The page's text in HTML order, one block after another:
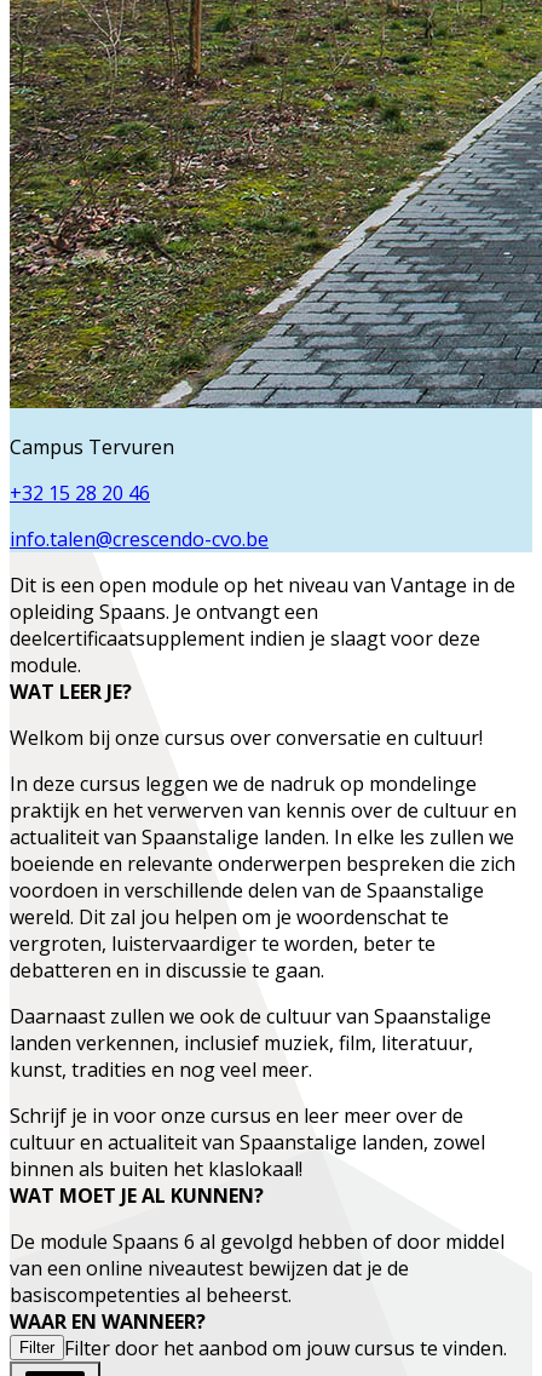
Campus Tervuren
+32 15 28 20 46
info.talen@crescendo-cvo.be
Dit is een open module op het niveau van Vantage in de
opleidingSpaans. Je ontvangt een
deelcertificaatsupplement indien je slaagt voor deze
module.
WAT LEER JE?
Welkom bij onze cursus over conversatie en cultuur!
In deze cursus leggen we de nadruk op mondelinge
praktijk en het verwerven van kennis over de cultuur en
actualiteit van Spaanstalige landen. In elke les zullen we
boeiende en relevante onderwerpen bespreken die zich
voordoen in verschillende delen van de Spaanstalige
wereld. Dit zal jou helpen om je woordenschat te
vergroten, luistervaardiger te worden, beter te
debatteren en in discussie te gaan.
Daarnaast zullen we ook de cultuur van Spaanstalige
landen verkennen, inclusief muziek, film, literatuur,
kunst, tradities en nog veel meer.
Schrijf je in voor onze cursus en leer meer over de
cultuur en actualiteit van Spaanstalige landen, zowel
binnen als buiten het klaslokaal!
WAT MOET JE AL KUNNEN?
De module Spaans 6 al gevolgd hebben of door middel
van een online niveautest bewijzen dat je de
basiscompetenties al beheerst.
WAAR EN WANNEER?
Filter Filter door het aanbod om jouw cursus te vinden.